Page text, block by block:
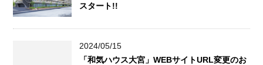
スタート!!
2024/05/15
「和気ハウス大宮」WEBサイトURL変更のお